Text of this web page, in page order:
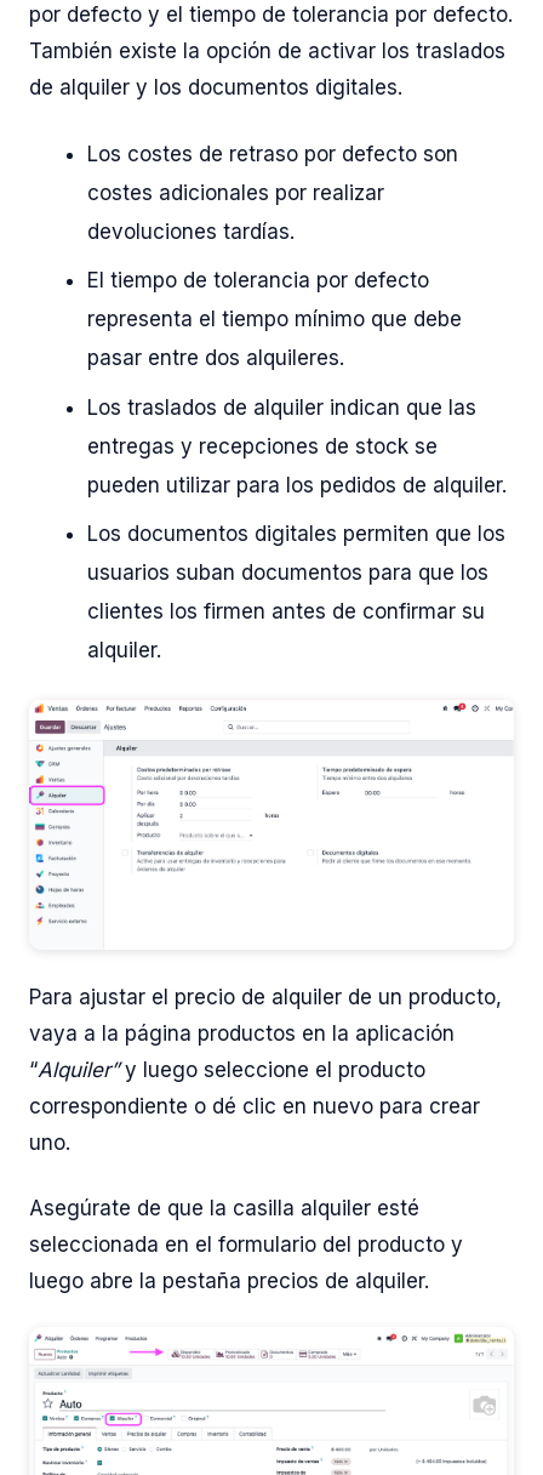
por defecto y el tiempo de tolerancia por defecto.
También existe la opción de activar los traslados
de alquiler y los documentos digitales.
Los costes de retraso por defecto son
costes adicionales por realizar
devoluciones tardías.
El tiempo de tolerancia por defecto
representa el tiempo mínimo que debe
pasar entre dos alquileres.
Los traslados de alquiler indican que las
entregas y recepciones de stock se
pueden utilizar para los pedidos de alquiler.
Los documentos digitales permiten que los
usuarios suban documentos para que los
clientes los firmen antes de confirmar su
alquiler.
Para ajustar el precio de alquiler de un producto,
vaya a la página productos en la aplicación
“Alquiler”y luego seleccione el producto
correspondiente o dé clic en nuevo para crear
uno.
Asegúrate de que la casilla alquiler esté
seleccionada en el formulario del producto y
luego abre la pestaña precios de alquiler.